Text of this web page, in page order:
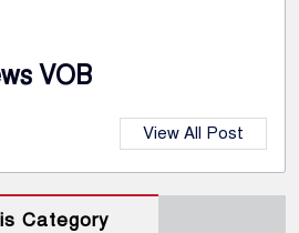
VOB
View All Post
Category